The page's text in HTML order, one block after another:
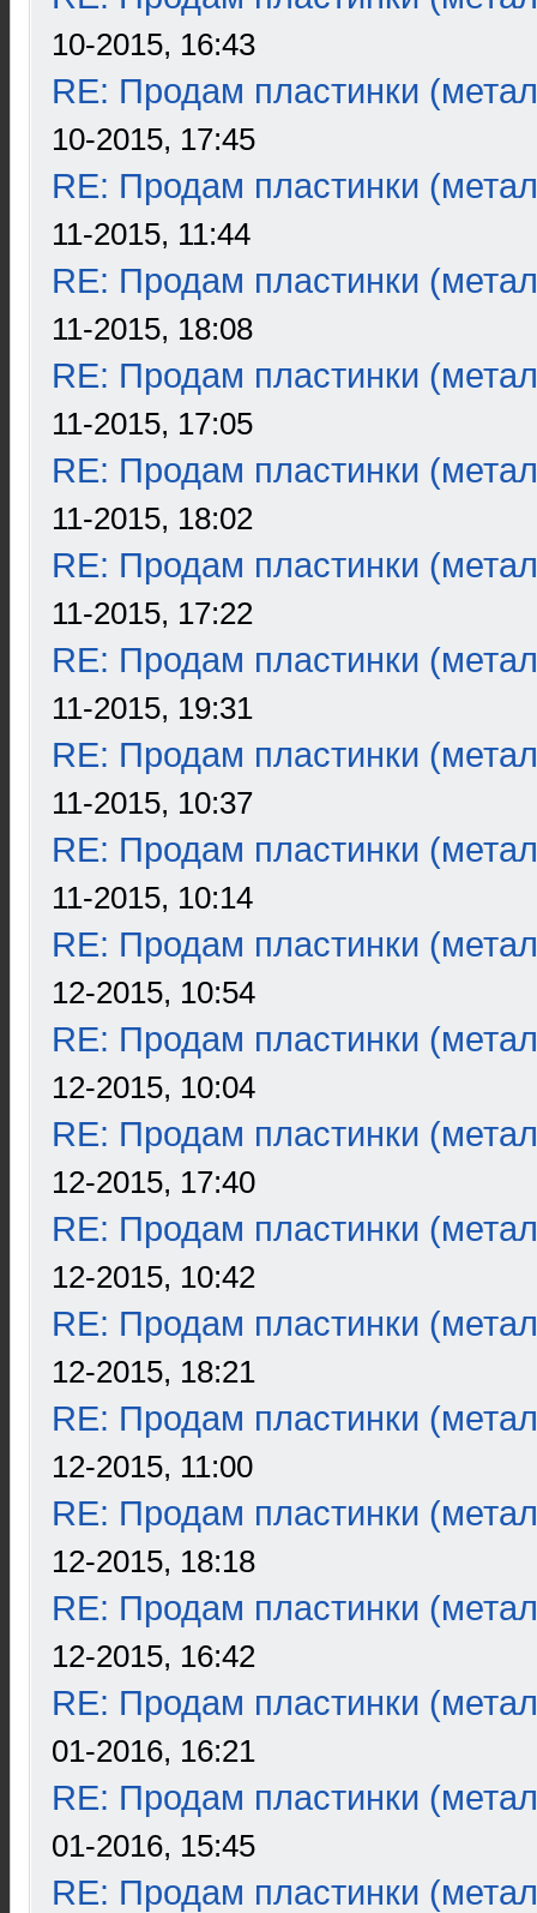
10-2015, 16:43
RE: Продам пластинки
10-2015, 17:45
RE: Продам пластинки
11-2015, 11:44
RE: Продам пластинки
11-2015, 18:08
RE: Продам пластинки
11-2015, 17:05
RE: Продам пластинки
11-2015, 18:02
RE: Продам пластинки
11-2015, 17:22
RE: Продам пластинки
11-2015, 19:31
RE: Продам пластинки
11-2015, 10:37
RE: Продам пластинки
11-2015, 10:14
RE: Продам пластинки
12-2015, 10:54
RE: Продам пластинки
12-2015, 10:04
RE: Продам пластинки
12-2015, 17:40
RE: Продам пластинки
12-2015, 10:42
RE: Продам пластинки
12-2015, 18:21
RE: Продам пластинки
12-2015, 11:00
RE: Продам пластинки
12-2015, 18:18
RE: Продам пластинки
12-2015, 16:42
RE: Продам пластинки
01-2016, 16:21
RE: Продам пластинки
01-2016, 15:45
RE: Продам пластинки